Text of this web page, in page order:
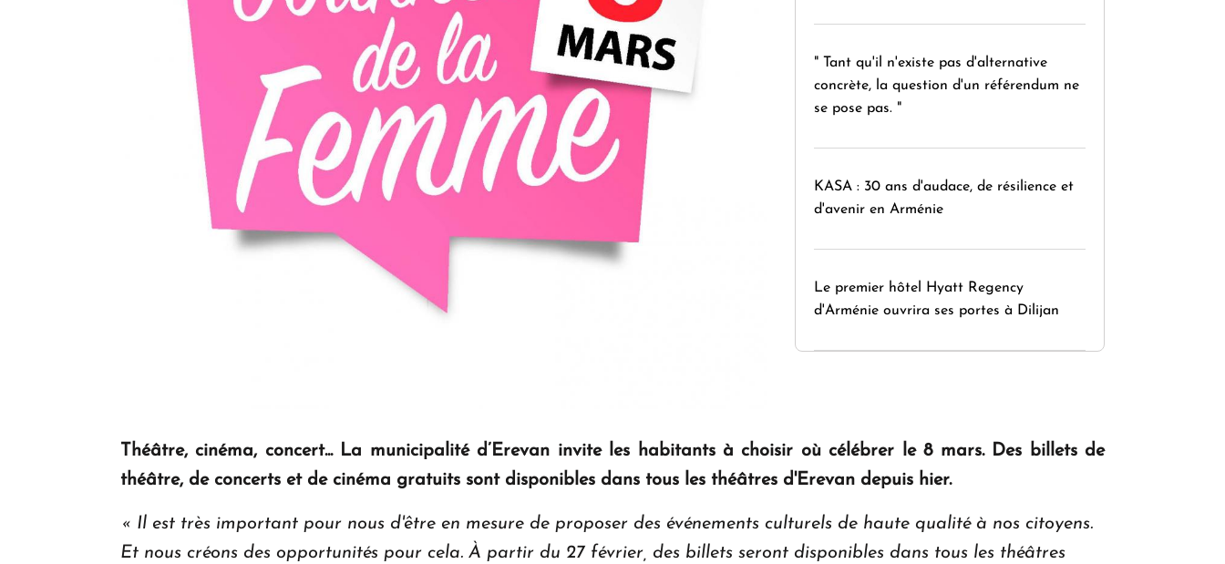
" Tant qu'il n'existe pas d'alternative
concrète, la question d'un référendum ne
se pose pas. "
KASA : 30 ans d'audace, de résilience et
d'avenir en Arménie
Le premier hôtel Hyatt Regency
d'Arménie ouvrira ses portes à Dilijan
Théâtre, cinéma, concert... La municipalité d’Erevan invite les habitants à choisir où célébrer le 8 mars. Des billets de
théâtre, de concerts et de cinéma gratuits sont disponibles dans tous les théâtres d'Erevan depuis hier.
« Il est très important pour nous d'être en mesure de proposer des événements culturels de haute qualité à nos citoyens.
Et nous créons des opportunités pour cela. À partir du 27 février, des billets seront disponibles dans tous les théâtres